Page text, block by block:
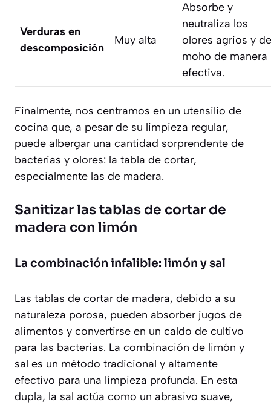
Verduras en
descomposición
Muy alta
Absorbe y
neutraliza los
olores agrios y de
moho de manera
efectiva.
Finalmente, nos centramos en un utensilio de
cocina que, a pesar de su limpieza regular,
puede albergar una cantidad sorprendente de
bacterias y olores: la tabla de cortar,
especialmente las de madera.
Sanitizar las tablas de cortar de
madera con limón
La combinación infalible: limón y sal
Las tablas de cortar de madera, debido a su
naturaleza porosa, pueden absorber jugos de
alimentos y convertirse en un caldo de cultivo
para las bacterias. La combinación de limón y
sal es un método tradicional y altamente
efectivo para una limpieza profunda. En esta
dupla, la sal actúa como un abrasivo suave,